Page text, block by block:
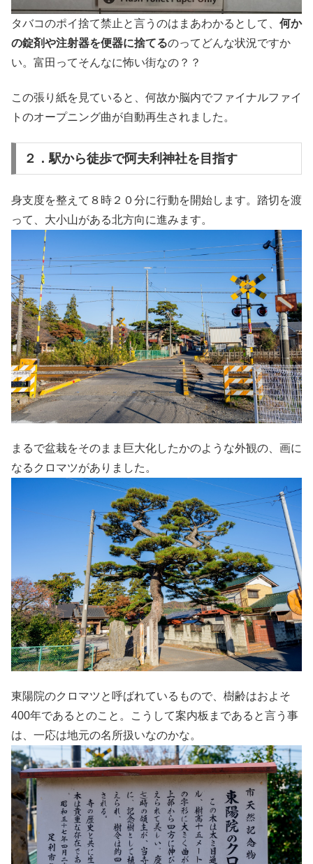
タバコのポイ捨て禁止と言うのはまあわかるとして、 何か
の錠剤や注射器を便器に捨てるのってどんな状況ですか
い。富田ってそんなに怖い街なの？？
この張り紙を見ていると、何故か脳内でファイナルファイ
トのオープニング曲が自動再生されました。
２．駅から徒歩で阿夫利神社を目指す
身支度を整えて８時２０分に行動を開始します。踏切を渡
って、大小山がある北方向に進みます。
まるで盆栽をそのまま巨大化したかのような外観の、画に
なるクロマツがありました。
東陽院のクロマツと呼ばれているもので、樹齢はおよそ
400年であるとのこと。こうして案内板まであると言う事
は、一応は地元の名所扱いなのかな。